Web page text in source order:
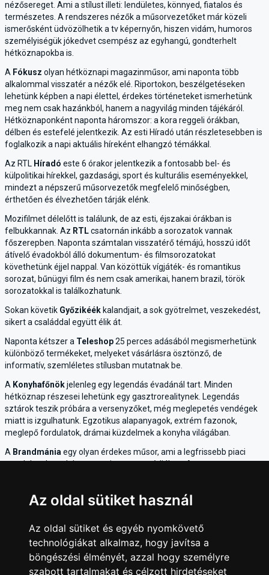
nézősereget. Ami a stílust illeti: lendületes, könnyed, fiatalos és
természetes. A rendszeres nézők a műsorvezetőket már közeli
ismerősként üdvözölhetik a tv képernyőn, hiszen vidám, humoros
személyiségük jókedvet csempész az egyhangú, gondterhelt
hétköznapokba is.
A Fókusz olyan hétköznapi magazinműsor, ami naponta több
alkalommal visszatér a nézők elé. Riportokon, beszélgetéseken
lehetünk képben a napi élettel, érdekes történeteket ismerhetünk
meg nem csak hazánkból, hanem a nagyvilág minden tájékáról.
Hétköznaponként naponta háromszor: a kora reggeli órákban,
délben és estefelé jelentkezik. Az esti Híradó után részletesebben is
foglalkozik a napi aktuális híreként elhangzó témákkal.
Az RTL Híradó este 6 órakor jelentkezik a fontosabb bel- és
külpolitikai hírekkel, gazdasági, sport és kulturális eseményekkel,
mindezt a népszerű műsorvezetők megfelelő minőségben,
érthetően és élvezhetően tárják elénk.
Mozifilmet délelőtt is találunk, de az esti, éjszakai órákban is
felbukkannak. Az RTLcsatornán inkább a sorozatok vannak
főszerepben. Naponta számtalan visszatérő témájú, hosszú időt
átívelő évadokból álló dokumentum- és filmsorozatokat
követhetünk éjjel nappal. Van közöttük vígjáték- és romantikus
sorozat, bűnügyi film és nem csak amerikai, hanem brazil, török
sorozatokkal is találkozhatunk.
Sokan követik Győzikéék kalandjait, a sok gyötrelmet, veszekedést,
sikert a családdal együtt élik át.
Naponta kétszer a Teleshop25 perces adásából megismerhetünk
különböző termékeket, melyeket vásárlásra ösztönző, de
informatív, szemléletes stílusban mutatnak be.
A Konyhafőnökjelenleg egy legendás évadánál tart. Minden
hétköznap részesei lehetünk egy gasztrorealitynek. Legendás
sztárok teszik próbára a versenyzőket, még meglepetés vendégek
miatt is izgulhatunk. Egzotikus alapanyagok, extrém fazonok,
meglepő fordulatok, drámai küzdelmek a konyha világában.
A Brandmánia egy olyan érdekes műsor, ami a legfrissebb piaci
trendeket, brandeket mutatja meg a médiában. A
Az RTL luxusmagazinja aHighLife
. Vasárnap délelőttönként
bejárhatjuk a legszebb tengerpartokat, luxusüdülőket és a turizmus
Mint látjuk, ezernyi arc, számtalan gondolat, megannyi izgalom vár
ránk, ha követjük a TV Mustra segítségével az RTL kínálatát.
Az oldal sütiket használ
Az oldal sütiket és egyéb nyomkövető
technológiákat alkalmaz, hogy javítsa a
böngészési élményét, azzal hogy személyre
szabott tartalmakat és célzott hirdetéseket